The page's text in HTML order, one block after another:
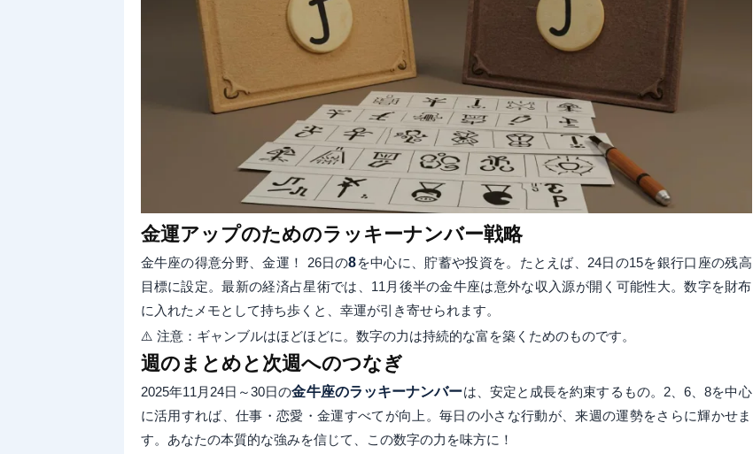
金運アップのためのラッキーナンバー戦略
金牛座の得意分野、金運！ 26日の8を中心に、貯蓄や投資を。たとえば、24日の15を銀行口座の残高
目標に設定。最新の経済占星術では、11月後半の金牛座は意外な収入源が開く可能性大。数字を財布
に入れたメモとして持ち歩くと、幸運が引き寄せられます。
⚠️ 注意：ギャンブルはほどほどに。数字の力は持続的な富を築くためのものです。
週のまとめと次週へのつなぎ
2025年11月24日～30日の金牛座のラッキーナンバーは、安定と成長を約束するもの。2、6、8を中心
に活用すれば、仕事・恋愛・金運すべてが向上。毎日の小さな行動が、来週の運勢をさらに輝かせま
す。あなたの本質的な強みを信じて、この数字の力を味方に！